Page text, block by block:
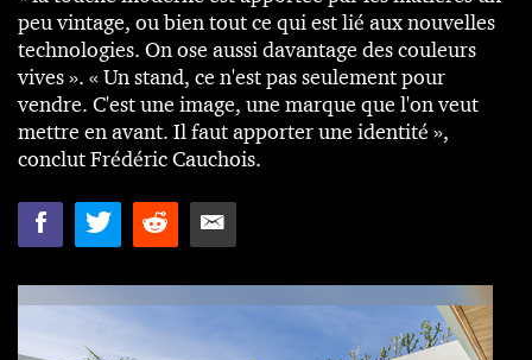
peu vintage, ou bien tout ce qui est lié aux nouvelles
technologies. On ose aussi davantage des couleurs
vives ». « Un stand, ce n'est pas seulement pour
vendre. C'est une image, une marque que l'on veut
mettre en avant. Il faut apporter une identité »,
conclut Frédéric Cauchois.